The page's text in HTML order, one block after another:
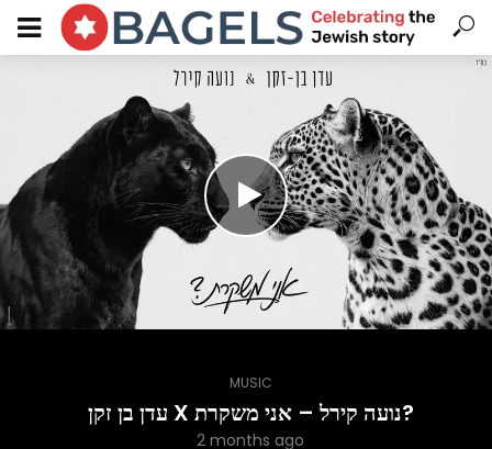
MUSIC
עדן בן זקן X נועה קירל – אני משקרת?
2 months ago